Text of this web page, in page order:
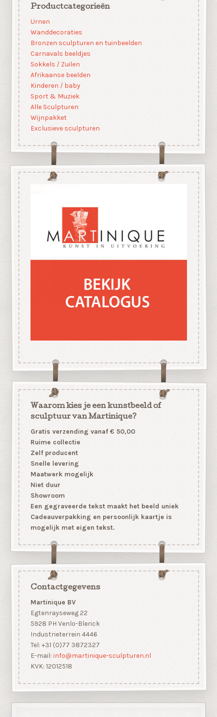
Productcategorieën
Urnen
Wanddecoraties
Bronzen sculpturen en tuinbeelden
Carnavals beeldjes
Sokkels / Zuilen
Afrikaanse beelden
Kinderen / baby
Sport & Muziek
Alle Sculpturen
Wijnpakket
Exclusieve sculpturen
Waarom kies je een kunstbeeld of
sculptuur van Martinique?
Gratis verzending vanaf € 50,00
Ruime collectie
Zelf producent
Snelle levering
Maatwerk mogelijk
Niet duur
Showroom
Een gegraveerde tekst maakt het beeld uniek
Cadeauverpakking en persoonlijk kaartje is
mogelijk met eigen tekst.
Contactgegevens
Martinique BV
Egtenrayseweg 22
5928 PH Venlo-Blerick
Industrieterrein 4446
Tel: +31 (0)77 3872327
E-mail: info@martinique-sculpturen.nl
KVK: 12012518